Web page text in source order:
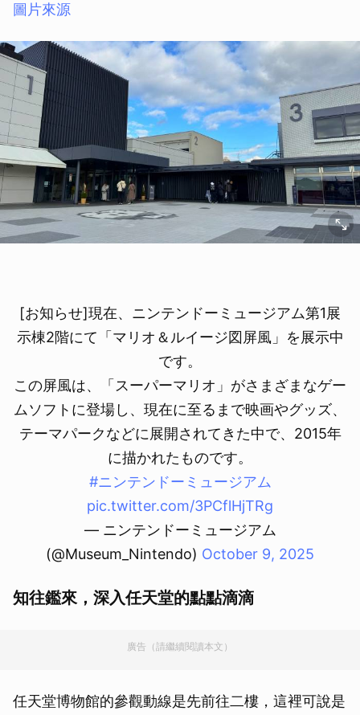
圖片來源
[お知らせ]現在、ニンテンドーミュージアム第1展
示棟2階にて「マリオ＆ルイージ図屏風」を展示中
です。
この屏風は、「スーパーマリオ」がさまざまなゲー
ムソフトに登場し、現在に至るまで映画やグッズ、
テーマパークなどに展開されてきた中で、2015年
に描かれたものです。
#ニンテンドーミュージアム
pic.twitter.com/3PCflHjTRg
— ニンテンドーミュージアム
(@Museum_Nintendo) October 9, 2025
知往鑑來，深入任天堂的點點滴滴
廣告（請繼續閱讀本文）
任天堂博物館的參觀動線是先前往二樓，這裡可說是